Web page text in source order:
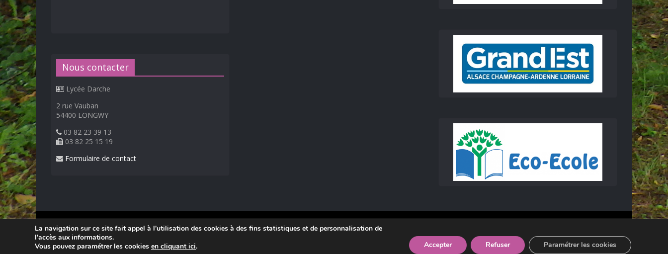
Nous contacter
Lycée Darche
2 rue Vauban
54400 LONGWY
03 82 23 39 13
03 82 25 15 19
Formulaire de contact
© 2026Lycée Professionnel Darche, Longwy.
Réalisation Frédéric AMELLA. Consultez les
La navigation sur ce site fait appel à l'utilisation des cookies à des fins statistiques et de personnalisation de
l'accès aux informations.
Vous pouvez paramétrer les cookies en cliquant ici. Accepter Refuser Paramétrer les cookies